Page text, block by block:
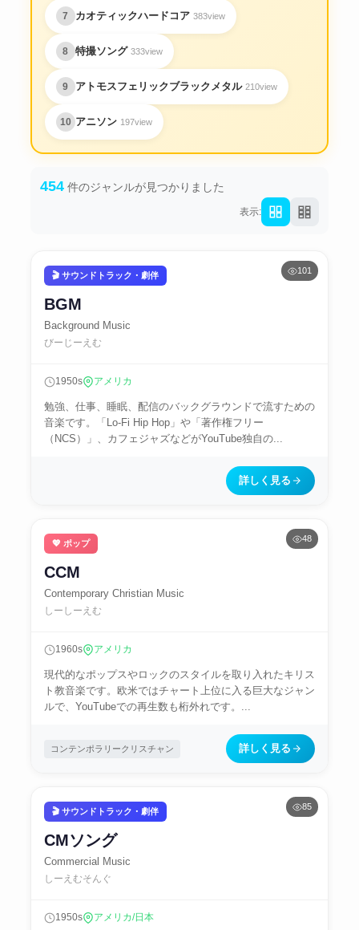
7 カオティックハードコア 383view
8 特撮ソング 333view
9 アトモスフェリックブラックメタル 210view
10 アニソン 197view
454件のジャンルが見つかりました
表示:
101
🎬 サウンドトラック・劇伴
BGM
Background Music
びーじーえむ
1950s アメリカ
勉強、仕事、睡眠、配信のバックグラウンドで流すための
音楽です。「Lo-Fi Hip Hop」や「著作権フリー
（NCS）」、カフェジャズなどがYouTube独自の...
詳しく見る
48
💖 ポップ
CCM
Contemporary Christian Music
しーしーえむ
1960s アメリカ
現代的なポップスやロックのスタイルを取り入れたキリス
ト教音楽です。欧米ではチャート上位に入る巨大なジャン
ルで、YouTubeでの再生数も桁外れです。...
コンテンポラリークリスチャン 詳しく見る
85
🎬 サウンドトラック・劇伴
CMソング
Commercial Music
しーえむそんぐ
1950s アメリカ/日本